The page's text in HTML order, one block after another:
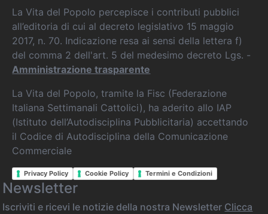
La Vita del Popolo percepisce i contributi pubblici
all’editoria di cui al decreto legislativo 15 maggio
2017, n. 70. Indicazione resa ai sensi della lettera f)
del comma 2 dell'art. 5 del medesimo decreto Lgs. -
Amministrazione trasparente
La Vita del Popolo, tramite la Fisc (Federazione
Italiana Settimanali Cattolici), ha aderito allo IAP
(Istituto dell’Autodisciplina Pubblicitaria) accettando
il Codice di Autodisciplina della Comunicazione
Commerciale
Privacy Policy Cookie Policy Termini e Condizioni
Newsletter
Iscriviti e ricevi le notizie della nostra Newsletter Clicca